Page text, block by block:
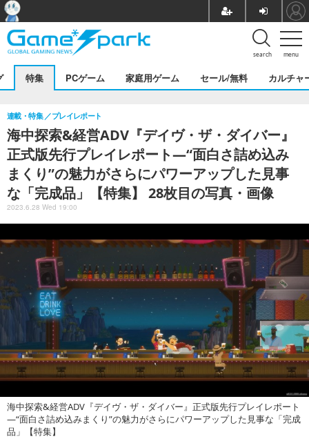
menu
search
特集 PCゲーム 家庭用ゲーム セール/無料 カルチャ
海中探索&経営ADV『デイヴ・ザ・ダイバー』
正式版先行プレイレポート―“面白さ詰め込み
まくり”の魅力がさらにパワーアップした見事
な「完成品」【特集】 28枚目の写真・画像
連載・特集 プレイレポート
2023.6.28 Wed 19:00
海中探索&経営ADV『デイヴ・ザ・ダイバー』正式版先行プレイレポート
―“面白さ詰め込みまくり”の魅力がさらにパワーアップした見事な「完成
品」【特集】